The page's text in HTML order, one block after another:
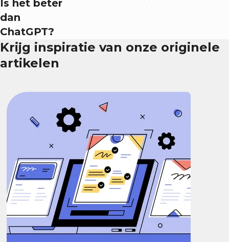
Is het beter
dan
ChatGPT?
Krijg inspiratie van onze originele
artikelen